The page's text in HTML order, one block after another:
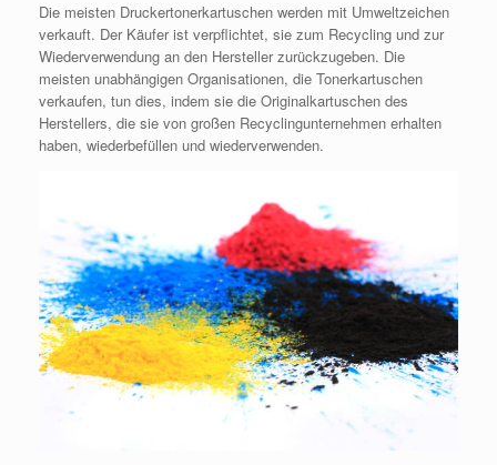
Die meisten Druckertonerkartuschen werden mit Umweltzeichen
verkauft. Der Käufer ist verpflichtet, sie zum Recycling und zur
Wiederverwendung an den Hersteller zurückzugeben. Die
meisten unabhängigen Organisationen, die Tonerkartuschen
verkaufen, tun dies, indem sie die Originalkartuschen des
Herstellers, die sie von großen Recyclingunternehmen erhalten
haben, wiederbefüllen und wiederverwenden.